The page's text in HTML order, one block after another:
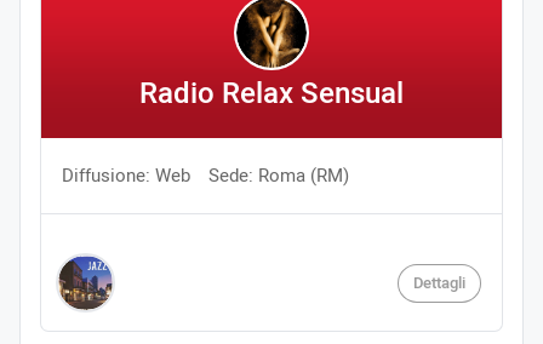
Radio Relax Sensual
Diffusione: Web Sede: Roma (RM)
Dettagli